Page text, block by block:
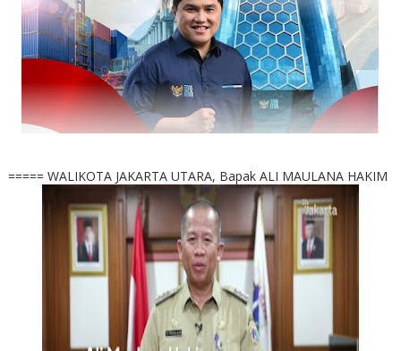
===== WALIKOTA JAKARTA UTARA, Bapak ALI MAULANA HAKIM